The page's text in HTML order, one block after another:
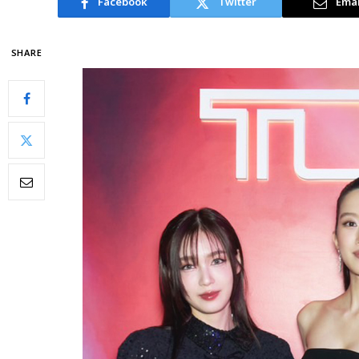
SHARE